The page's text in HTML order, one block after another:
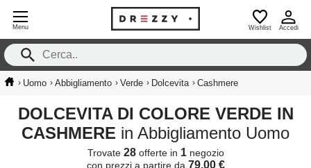
Menu Wishlist Accedi
› Uomo › Abbigliamento › Verde › Dolcevita › Cashmere
DOLCEVITA DI COLORE VERDE IN
CASHMERE in Abbigliamento Uomo
Trovate 28offerte in 1negozio
con prezzi a partire da 79,00 €